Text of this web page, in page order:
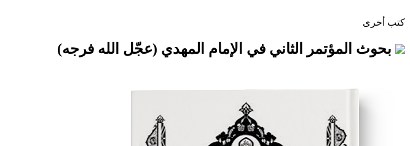
كتب أخرى
بحوث المؤتمر الثاني في الإمام المهدي (عجّل الله فرجه)